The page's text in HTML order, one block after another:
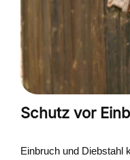
Schutz vor
Einbruch und Diebstahl